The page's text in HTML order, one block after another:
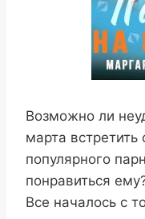
Возможно ли
марта встретить
популярного
понравиться
Все началось с